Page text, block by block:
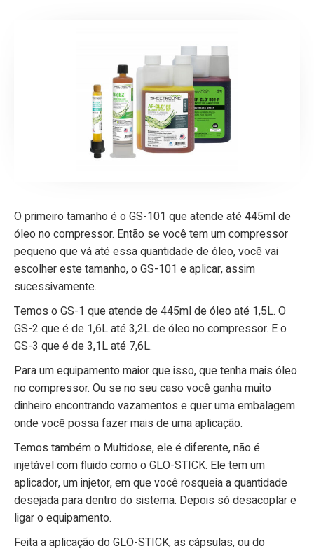
O primeiro tamanho é o GS-101 que atende até 445ml de
óleo no compressor. Então se você tem um compressor
pequeno que vá até essa quantidade de óleo, você vai
escolher este tamanho, o GS-101 e aplicar, assim
sucessivamente.
Temos o GS-1 que atende de 445ml de óleo até 1,5L. O
GS-2 que é de 1,6L até 3,2L de óleo no compressor. E o
GS-3 que é de 3,1L até 7,6L.
Para um equipamento maior que isso, que tenha mais óleo
no compressor. Ou se no seu caso você ganha muito
dinheiro encontrando vazamentos e quer uma embalagem
onde você possa fazer mais de uma aplicação.
Temos também o Multidose, ele é diferente, não é
injetável com fluido como o GLO-STICK. Ele tem um
aplicador, um injetor, em que você rosqueia a quantidade
desejada para dentro do sistema. Depois só desacoplar e
ligar o equipamento.
Feita a aplicação do GLO-STICK, as cápsulas, ou do